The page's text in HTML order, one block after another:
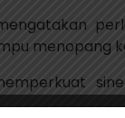
menopang